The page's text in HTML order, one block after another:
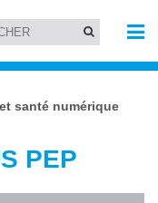
santé numérique
PEP